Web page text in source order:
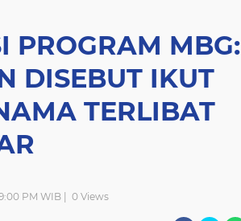
PROGRAM MBG:
DISEBUT IKUT
TERLIBAT
PM WIB | 0Views